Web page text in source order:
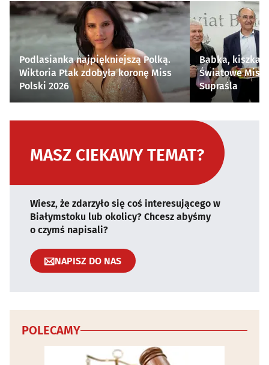
Podlasianka najpiękniejszą Polką.
Wiktoria Ptak zdobyła koronę Miss
Polski 2026
Babka, kiszka i
Światowe
Supraśla
MASZ CIEKAWY TEMAT?
Wiesz, że zdarzyło się coś interesującego w
Białymstoku lub okolicy? Chcesz abyśmy
o czymś napisali?
NAPISZ DO NAS
POLECAMY